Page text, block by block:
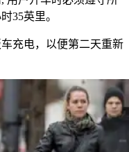
35英里。
充电，以便第二天重新